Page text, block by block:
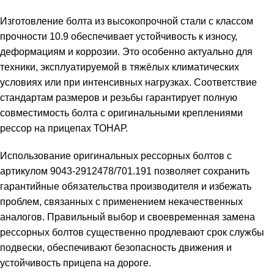
Изготовление болта из высокопрочной стали с классом
прочности 10.9 обеспечивает устойчивость к износу,
деформациям и коррозии. Это особенно актуально для
техники, эксплуатируемой в тяжёлых климатических
условиях или при интенсивных нагрузках. Соответствие
стандартам размеров и резьбы гарантирует полную
совместимость болта с оригинальными креплениями
рессор на прицепах ТОНАР.
Использование оригинальных рессорных болтов с
артикулом 9043-2912478/701.191 позволяет сохранить
гарантийные обязательства производителя и избежать
проблем, связанных с применением некачественных
аналогов. Правильный выбор и своевременная замена
рессорных болтов существенно продлевают срок службы
подвески, обеспечивают безопасность движения и
устойчивость прицепа на дороге.